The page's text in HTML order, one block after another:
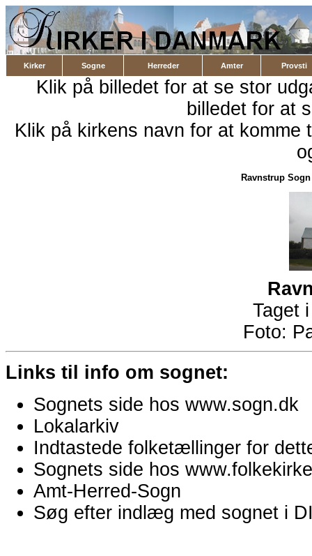
Kirker Sogne Herreder Amter Provsti
Klik på billedet for at se stor
billedet for at
Klik på kirkens navn for at
Ravnstrup Sogn
Taget
Foto:
Links til info om sognet:
Sognets side hos www.sogn.dk
Lokalarkiv
Indtastede folketællinger for
Sognets side hos
Amt-Herred-Sogn
Søg efter indlæg med sognet i